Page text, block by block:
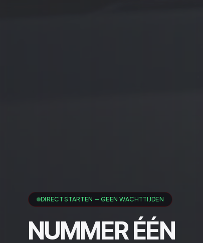
DIRECT STARTEN — GEEN WACHTTIJDEN
NUMMER ÉÉN